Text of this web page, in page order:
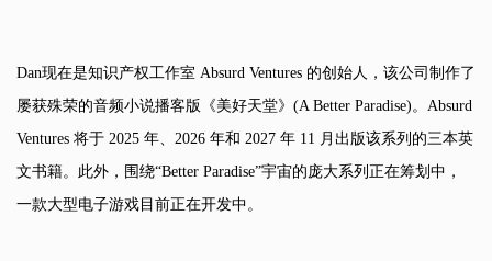
Dan现在是知识产权工作室 Absurd Ventures 的创始人，该公司制作了
屡获殊荣的音频小说播客版《美好天堂》(A Better Paradise)。Absurd
Ventures 将于 2025 年、2026 年和 2027 年 11 月出版该系列的三本英
文书籍。此外，围绕“Better Paradise”宇宙的庞大系列正在筹划中，
一款大型电子游戏目前正在开发中。